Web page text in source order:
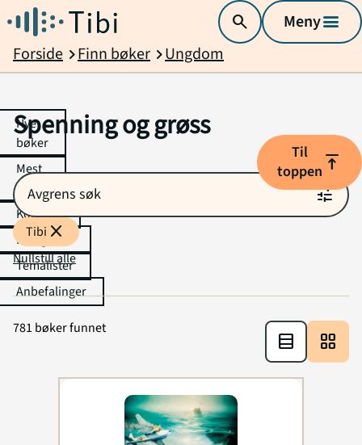
search Menymenu
Forside chevron_rightFinn bøker chevron_rightUngdom
Nye
bøker
Mest
utlånt
Kommer
Kategorier
Temalister
Anbefalinger
Spenning og grøss
Avgrens søk tune
Tibi close
Nullstill alle
781 bøker funnet
table_rows grid_view
Til
toppen vertical_align_top